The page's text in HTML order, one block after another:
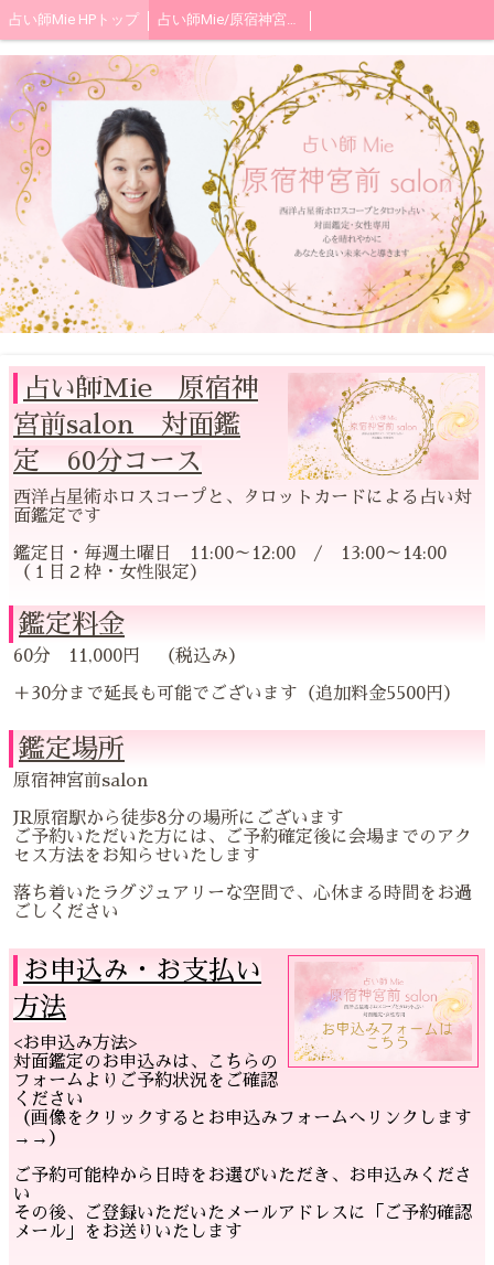
占い師Mie HPトップ 占い師Mie/原宿神宮前salon 対面鑑定メニューとお申込み方法
占い師Mie 原宿神
宮前salon 対面鑑
定 60分コース
西洋占星術ホロスコープと、タロットカードによる占い対
面鑑定です
鑑定日・毎週土曜日 11:00～12:00 / 13:00～14:00
（１日２枠・女性限定）
鑑定料金
60分 11,000円 （税込み）
＋30分まで延長も可能でございます（追加料金5500円）
鑑定場所
原宿神宮前salon
JR原宿駅から徒歩8分の場所にございます
ご予約いただいた方には、ご予約確定後に会場までのアク
セス方法をお知らせいたします
落ち着いたラグジュアリーな空間で、心休まる時間をお過
ごしください
お申込み・お支払い
方法
<お申込み方法>
対面鑑定のお申込みは、こちらの
フォームよりご予約状況をご確認
ください
（画像をクリックするとお申込みフォームへリンクします
→→）
ご予約可能枠から日時をお選びいただき、お申込みくださ
い
その後、ご登録いただいたメールアドレスに「ご予約確認
メール」をお送りいたします